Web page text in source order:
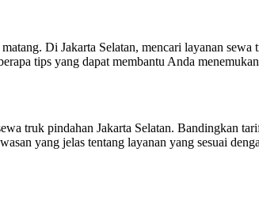
Di Jakarta Selatan, mencari layanan
tips yang dapat membantu Anda
truk pindahan Jakarta Selatan. Bandingkan
yang jelas tentang layanan yang sesuai